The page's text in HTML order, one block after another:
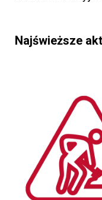
Najświeższe